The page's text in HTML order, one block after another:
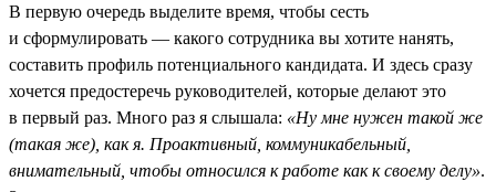
В первую очередь выделите время, чтобы сесть
и сформулировать — какого сотрудника вы хотите нанять,
составить профиль потенциального кандидата. И здесь сразу
хочется предостеречь руководителей, которые делают это
в первый раз. Много раз я слышала: «Ну мне нужен такой же
(такая же), как я. Проактивный, коммуникабельный,
внимательный, чтобы относился к работе как к своему делу».